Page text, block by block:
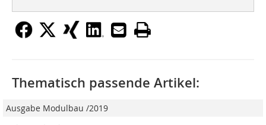
Thematisch passende Artikel:
Ausgabe Modulbau /2019